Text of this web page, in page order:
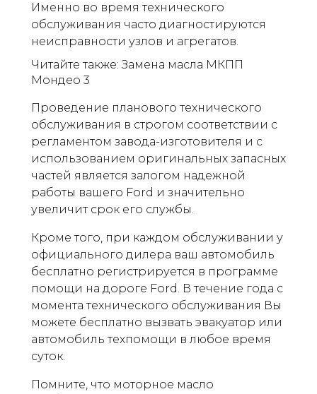
Именно во время технического
обслуживания часто диагностируются
неисправности узлов и агрегатов.
Читайте также: Замена масла МКПП
Мондео 3
Проведение планового технического
обслуживания в строгом соответствии с
регламентом завода-изготовителя и с
использованием оригинальных запасных
частей является залогом надежной
работы вашего Ford и значительно
увеличит срок его службы.
Кроме того, при каждом обслуживании у
официального дилера ваш автомобиль
бесплатно регистрируется в программе
помощи на дороге Ford. В течение года с
момента технического обслуживания Вы
можете бесплатно вызвать эвакуатор или
автомобиль техпомощи в любое время
суток.
Помните, что моторное масло